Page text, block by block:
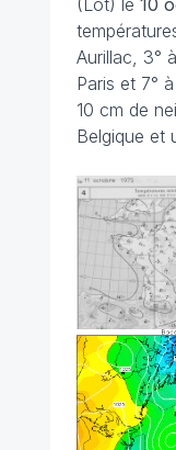
(Lot) le 10
Aurillac, 3°
Paris et 7°
10 cm de
Belgique et